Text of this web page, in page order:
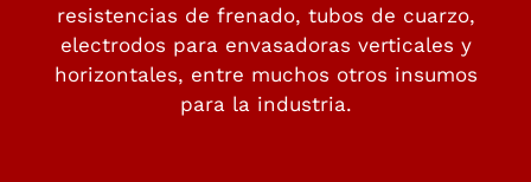
resistencias de frenado, tubos de cuarzo,
electrodos para envasadoras verticales y
horizontales, entre muchos otros insumos
para la industria.